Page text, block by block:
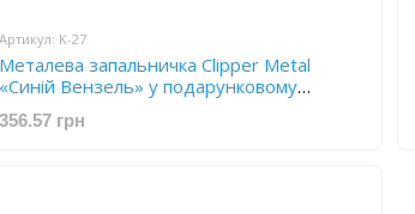
Артикул: K-27
Металева запальничка Clipper Metal
«Синій Вензель» у подарунковому
футлярі K-27
356.57 грн